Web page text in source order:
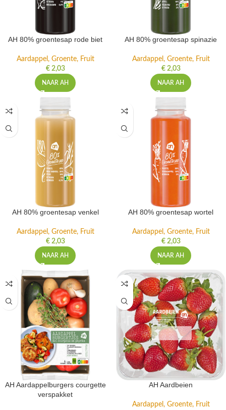
AH 80% groentesap rode biet
Aardappel, Groente, Fruit
€2,03
NAAR AH
AH 80% groentesap spinazie
Aardappel, Groente, Fruit
€2,03
NAAR AH
AH 80% groentesap venkel
Aardappel, Groente, Fruit
€2,03
NAAR AH
AH 80% groentesap wortel
Aardappel, Groente, Fruit
€2,03
NAAR AH
AH Aardappelburgers courgette
verspakket
AH Aardbeien
Aardappel, Groente, Fruit